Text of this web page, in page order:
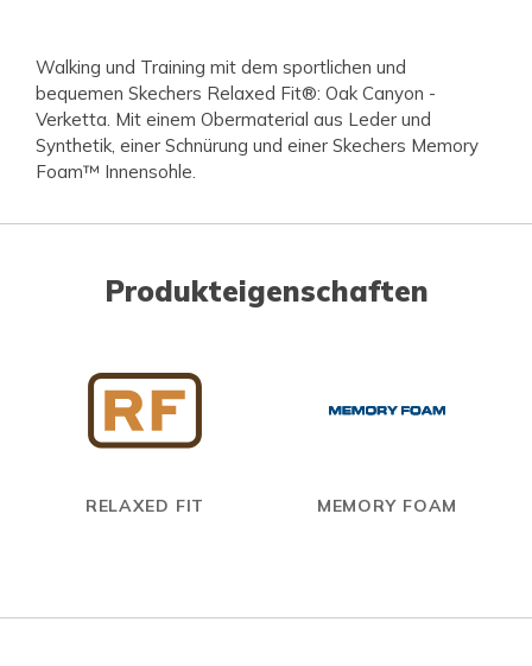
Walking und Training mit dem sportlichen und
bequemen Skechers Relaxed Fit®: Oak Canyon -
Verketta. Mit einem Obermaterial aus Leder und
Synthetik, einer Schnürung und einer Skechers Memory
Foam™ Innensohle.
Produkteigenschaften
RELAXED FIT MEMORY FOAM